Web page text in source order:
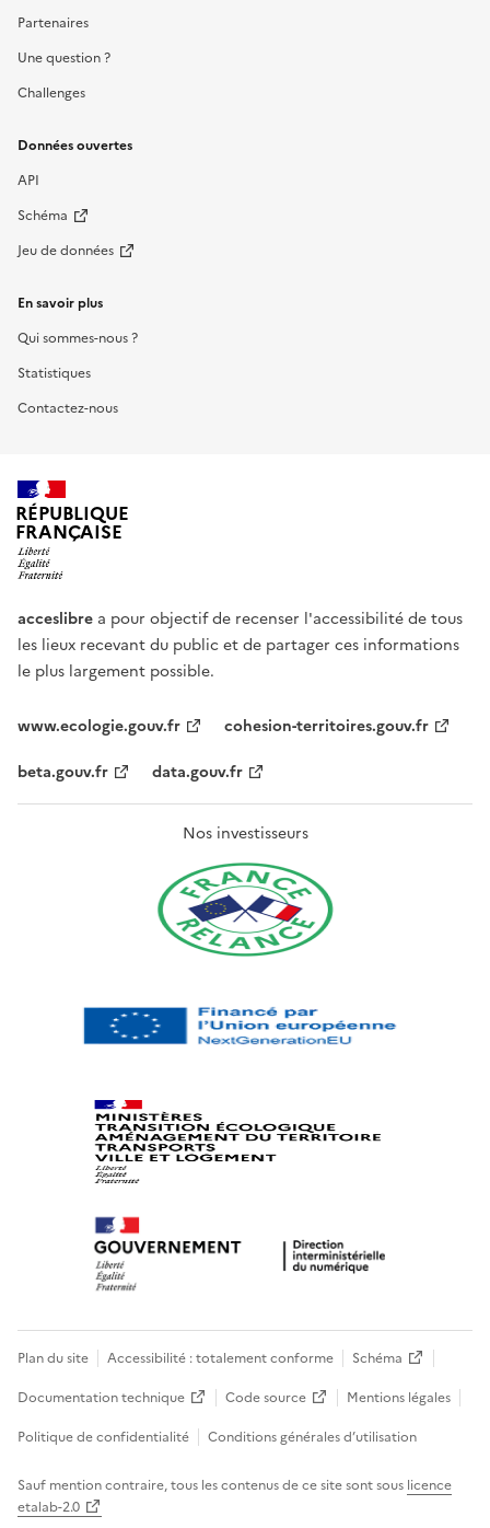
Partenaires
Une question ?
Challenges
Données ouvertes
API
Schéma
Jeu de données
En savoir plus
Qui sommes-nous ?
Statistiques
Contactez-nous
RÉPUBLIQUE
FRANÇAISE
acceslibre a pour objectif de recenser l'accessibilité de tous
les lieux recevant du public et de partager ces informations
le plus largement possible.
www.ecologie.gouv.fr
cohesion-territoires.gouv.fr
beta.gouv.fr
data.gouv.fr
Nos investisseurs
Plan du site Accessibilité : totalement conforme
Schéma
Documentation technique
Code source
Mentions légales
Politique de confidentialité
Conditions générales d’utilisation
Sauf mention contraire, tous les contenus de ce site sont sous licence
etalab-2.0